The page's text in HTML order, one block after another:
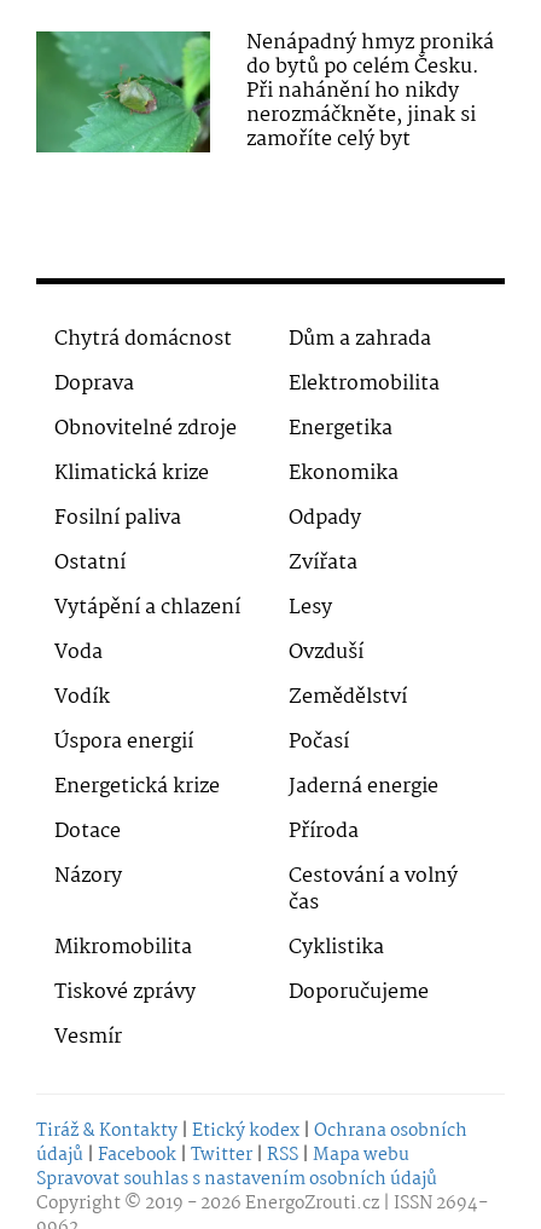
Nenápadný hmyz proniká
do bytů po celém Česku.
Při nahánění ho nikdy
nerozmáčkněte, jinak si
zamoříte celý byt
Chytrá domácnost
Dům a zahrada
Doprava
Elektromobilita
Obnovitelné zdroje
Energetika
Klimatická krize
Ekonomika
Fosilní paliva
Odpady
Ostatní
Zvířata
Vytápění a chlazení
Lesy
Voda
Ovzduší
Vodík
Zemědělství
Úspora energií
Počasí
Energetická krize
Jaderná energie
Dotace
Příroda
Názory
Cestování a volný
čas
Mikromobilita
Cyklistika
Tiskové zprávy
Doporučujeme
Vesmír
Tiráž & Kontakty | Etický kodex | Ochrana osobních
údajů | Facebook | Twitter | RSS | Mapa webu
Spravovat souhlas s nastavením osobních údajů
Copyright © 2019 - 2026EnergoZrouti.cz | ISSN 2694-